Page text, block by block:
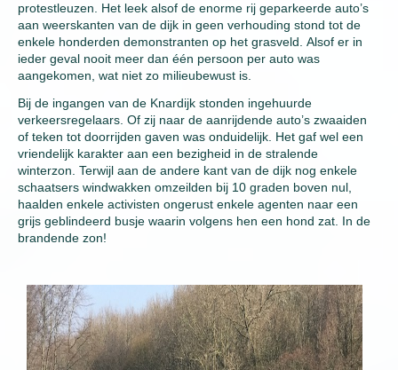
protestleuzen. Het leek alsof de enorme rij geparkeerde auto’s
aan weerskanten van de dijk in geen verhouding stond tot de
enkele honderden demonstranten op het grasveld. Alsof er in
ieder geval nooit meer dan één persoon per auto was
aangekomen, wat niet zo milieubewust is.
Bij de ingangen van de Knardijk stonden ingehuurde
verkeersregelaars. Of zij naar de aanrijdende auto’s zwaaiden
of teken tot doorrijden gaven was onduidelijk. Het gaf wel een
vriendelijk karakter aan een bezigheid in de stralende
winterzon. Terwijl aan de andere kant van de dijk nog enkele
schaatsers windwakken omzeilden bij 10 graden boven nul,
haalden enkele activisten ongerust enkele agenten naar een
grijs geblindeerd busje waarin volgens hen een hond zat. In de
brandende zon!